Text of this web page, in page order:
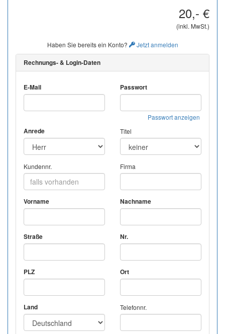
20,- €
(inkl. MwSt.)
Haben Sie bereits ein Konto? Jetzt anmelden
Rechnungs- & Login-Daten
E-Mail Passwort
Passwort anzeigen
Anrede Titel
Kundennr. Firma
Vorname Nachname
Straße Nr.
PLZ Ort
Land Telefonnr.